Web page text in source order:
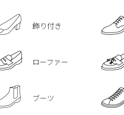
飾り付き
ローファー
ブーツ